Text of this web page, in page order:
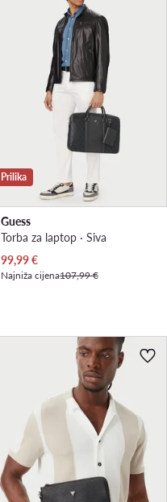
Prilika
Guess
Torba za laptop · Siva
Trenutna cijena
99,99€
Najniža cijena107,99 €